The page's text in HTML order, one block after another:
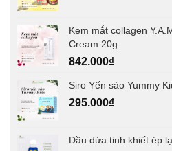
Kem mắt collagen
Cream 20g
842.000₫
Siro Yến sào Yummy
295.000₫
Dầu dừa tinh khiết ép